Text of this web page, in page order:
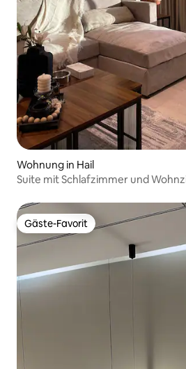
Wohnung in Hail
Suite mit Schlafzimmer und
Gäste-Favorit
Gäste-Favorit